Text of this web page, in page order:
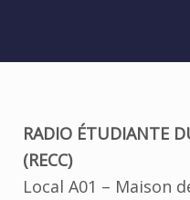
Nous
RADIO ÉTUDIANTE
(RECC)
Local A01 – Maison